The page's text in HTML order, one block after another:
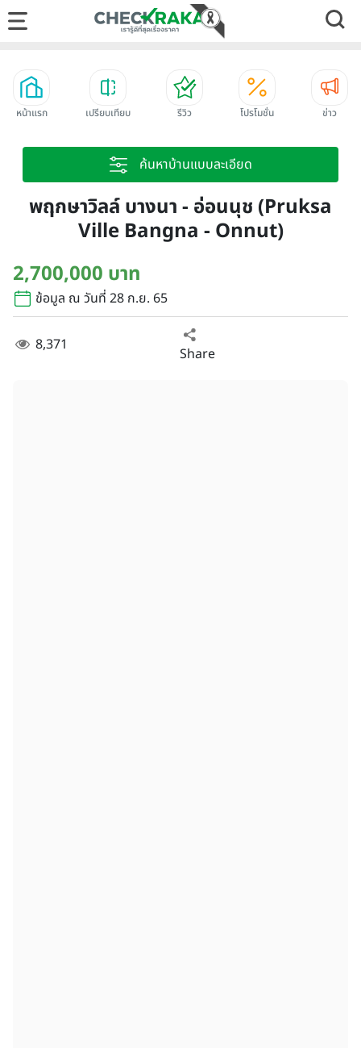
หน้าแรก เปรียบเทียบ รีวิว โปรโมชั่น ข่าว
ค้นหาบ้านแบบละเอียด
พฤกษาวิลล์ บางนา - อ่อนนุช (Pruksa
Ville Bangna - Onnut)
2,700,000 บาท
ข้อมูล ณ วันที่ 28 ก.ย. 65
8,371 Share